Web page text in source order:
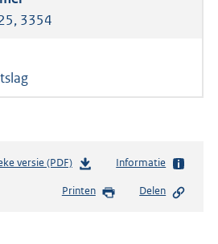
3354
versie (PDF)b
s
Informatie
Printen Delen